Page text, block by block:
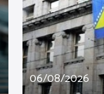
06/08/2026